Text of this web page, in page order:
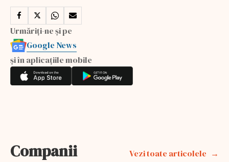
Urmăriți-ne și pe
Google News
și în aplicațiile mobile
Companii Vezi toate articolele